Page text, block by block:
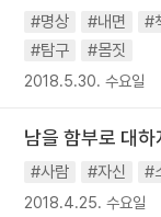
#명상 #내면 #
#탐구
#몸짓
2018.5.30. 수요일
남을 함부로 대하
#사람 #자신 #
2018.4.25. 수요일